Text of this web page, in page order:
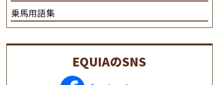
乗馬用語集
EQUIAのSNS